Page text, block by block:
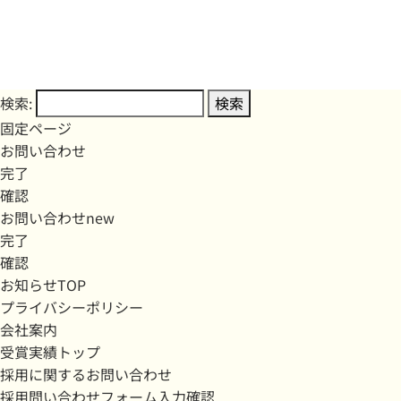
検索:
固定ページ
お問い合わせ
完了
確認
お問い合わせnew
完了
確認
お知らせTOP
プライバシーポリシー
会社案内
受賞実績トップ
採用に関するお問い合わせ
採用問い合わせフォーム入力確認